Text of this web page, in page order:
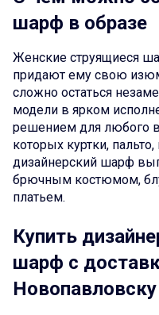
шарф в образе
Женские струящиеся
придают ему свою
сложно остаться
модели в ярком
решением для любого
которых куртки,
дизайнерский шарф
брючным костюмом,
платьем.
Купить
шарф с
Новопавловску